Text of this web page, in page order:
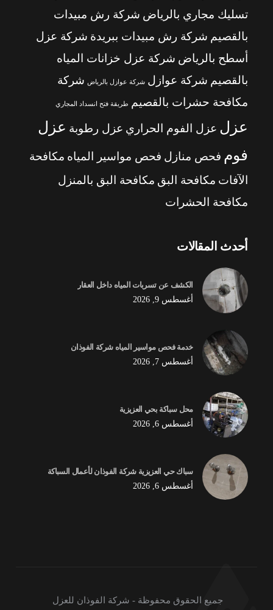
تسليك مجاري بالرياض شركة رش مبيدات
بالقصيم شركة رش مبيدات ببريدة شركة عزل
أسطح بالرياض شركة عزل خزانات المياه
بالقصيم شركة عوازل شركة عوازل بالرياض شركة
مكافحة حشرات بالقصيم طريقة فتح انسداد المجاري
عزل عزل الفوم الحراري عزل رطوبة عزل
فوم فحص منازل فحص مواسير المياه مكافحة
الآفات مكافحة البق مكافحة البق بالمنزل
مكافحة الحشرات
أحدث المقالات
الكشف عن تسربات المياه داخل العقار
أغسطس 9, 2026
خدمة فحص مواسير المياه شركة الفوذان
أغسطس 7, 2026
محل سباكة بحي العزيزية
أغسطس 6, 2026
سباك حي العزيزية شركة الفوذان لأعمال السباكة
أغسطس 6, 2026
جميع الحقوق محفوظة - شركة الفوذان للعزل